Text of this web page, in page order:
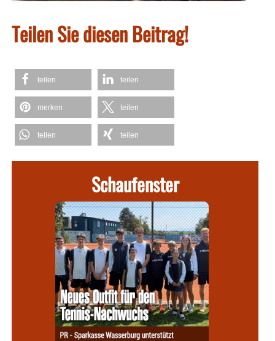
Teilen Sie diesen Beitrag!
teilen teilen
merken teilen
teilen teilen
Schaufenster